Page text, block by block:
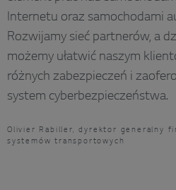
Internetu oraz samochodami
Rozwijamy sieć partnerów, a
możemy ułatwić naszym
różnych zabezpieczeń i
system cyberbezpieczeństwa.
Olivier Rabiller, dyrektor generalny
systemów transportowych